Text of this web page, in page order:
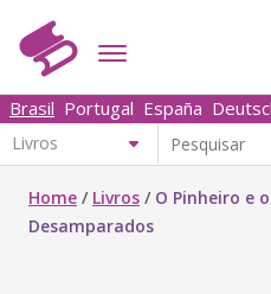
Brasil Portugal España
Home / Livros / O Pinheiro e
Desamparados